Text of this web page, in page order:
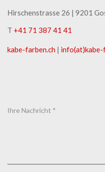
Hirschenstrasse 26 | ​9201
T +41 71 387 41 41
kabe-​farben.ch |